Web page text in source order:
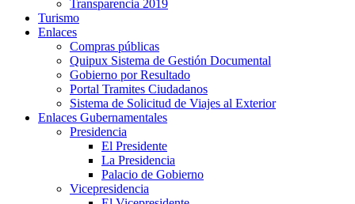
Transparencia 2019
Turismo
Enlaces
Compras públicas
Quipux Sistema de Gestión Documental
Gobierno por Resultado
Portal Tramites Ciudadanos
Sistema de Solicitud de Viajes al Exterior
Enlaces Gubernamentales
Presidencia
El Presidente
La Presidencia
Palacio de Gobierno
Vicepresidencia